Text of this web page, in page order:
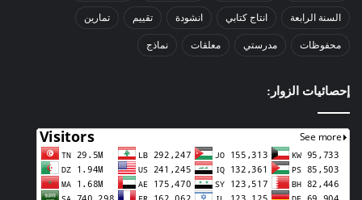
السنة الرابعة انتاج كتابي انشودة تقييم تمارين
محفوظات مدرستي معلقات نماذج
إحصائيات الزوار: